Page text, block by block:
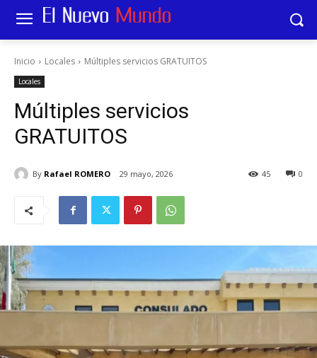
Inicio Locales Múltiples servicios GRATUITOS
Locales
Múltiples servicios
GRATUITOS
By Rafael ROMERO 29 mayo, 2026 0
45